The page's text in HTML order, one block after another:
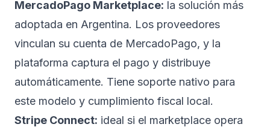
MercadoPago Marketplace: la solución más
adoptada en Argentina. Los proveedores
vinculan su cuenta de MercadoPago, y la
plataforma captura el pago y distribuye
automáticamente. Tiene soporte nativo para
este modelo y cumplimiento fiscal local.
Stripe Connect: ideal si el marketplace opera